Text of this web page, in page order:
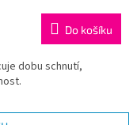
Do košíku
dobu schnutí,